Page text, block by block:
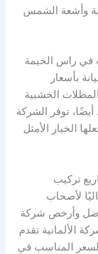
وأشعة الشمس
في راس الخيمة
بأسعار
الخشبية
توفر الشركة
الخيار الأمثل
تركيب
لأصحاب
وأرخص شركة
الألمانية تقدم
المناسب في